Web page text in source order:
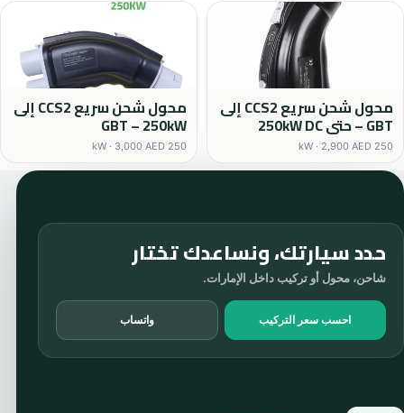
محول شحن سريع CCS2 إلى
GBT – حتى 250kW DC
250 kW · 2,900 AED
محول شحن سريع CCS2 إلى
GBT – 250kW
250 kW · 3,000 AED
حدد سيارتك، ونساعدك تختار
شاحن، محول أو تركيب داخل الإمارات.
احسب سعر التركيب واتساب